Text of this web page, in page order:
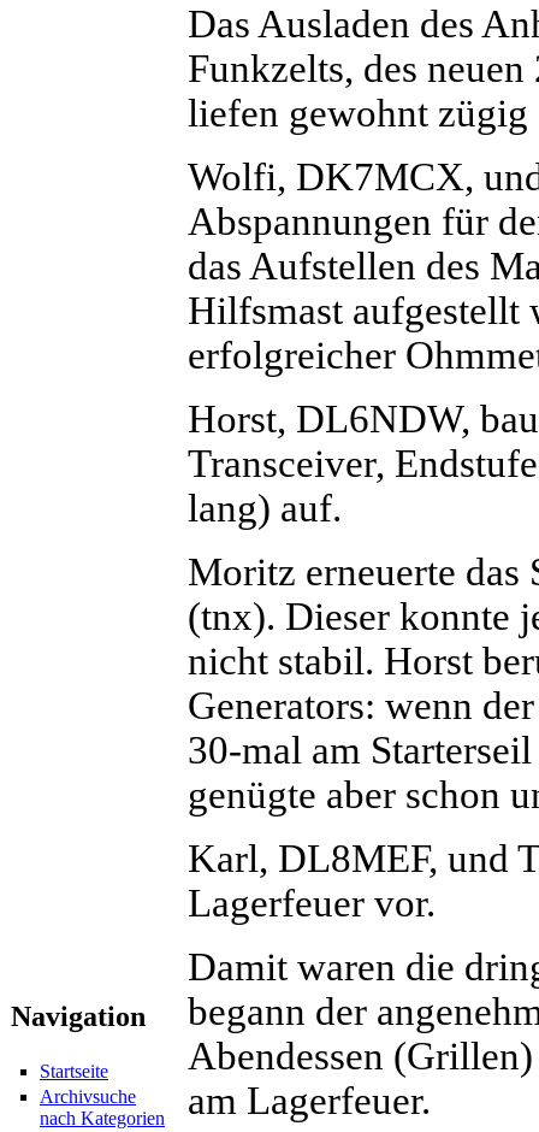
Navigation
Startseite
Archivsuche
nach Kategorien
Das Ausladen des
Funkzelts, des
liefen gewohnt zügig
Wolfi, DK7MCX,
Abspannungen für
das Aufstellen des
Hilfsmast aufgestellt
erfolgreicher
Horst, DL6NDW,
Transceiver,
lang) auf.
Moritz erneuerte das
(tnx). Dieser konnte
nicht stabil. Horst
Generators: wenn
30-mal am
genügte aber schon
Karl, DL8MEF, und
Lagerfeuer vor.
Damit waren die
begann der
Abendessen
am Lagerfeuer.